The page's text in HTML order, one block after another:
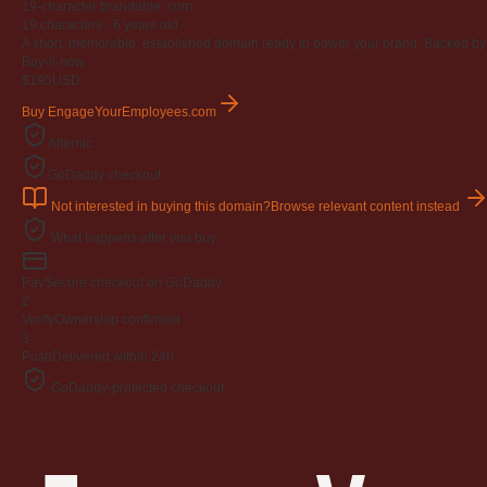
19-character brandable .com
19 characters · 6 years old
A short, memorable, established domain ready to power your brand. Backed
Buy-it-now
$195USD
Buy EngageYourEmployees.com
Afternic
GoDaddy checkout
Not interested in buying this domain?Browse relevant content instead
What happens after you buy
PaySecure checkout on GoDaddy
2
VerifyOwnership confirmed
3
Push Delivered within 24h
GoDaddy-protected checkout